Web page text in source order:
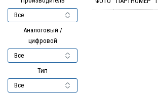
Аналоговый /
цифровой
Тип